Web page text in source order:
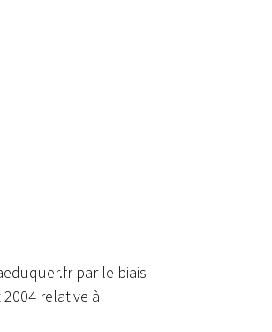
par le biais
relative à